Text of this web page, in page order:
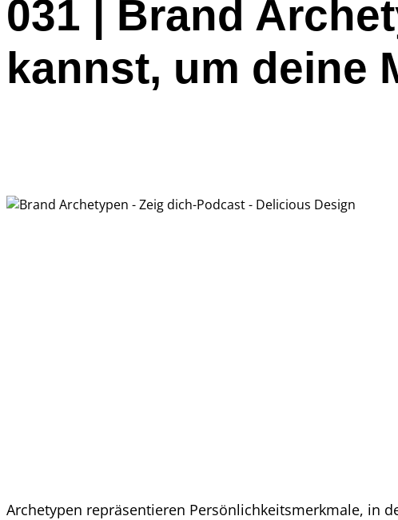
031 | Brand
kannst, um deine
Archetypen repräsentieren Persönlichkeitsmerkmale, in